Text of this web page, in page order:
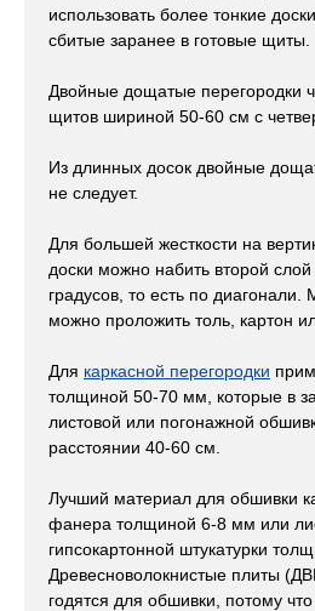
использовать более тонкие
сбитые заранее в готовые щиты.
Двойные дощатые перегородки
щитов шириной 50-60 см с
Из длинных досок двойные
не следует.
Для большей жесткости на
доски можно набить второй
градусов, то есть по
можно проложить толь, картон
Для каркасной перегородки
толщиной 50-70 мм, которые в
листовой или погонажной
расстоянии 40-60 см.
Лучший материал для обшивки
фанера толщиной 6-8 мм или
гипсокартонной штукатурки
Древесноволокнистые плиты
годятся для обшивки, потому